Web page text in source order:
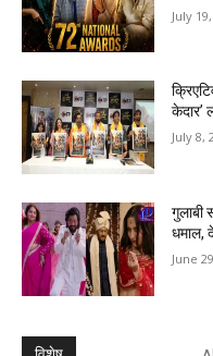
July
केदार’
July 8,
गुलाबी
धमाल,
June